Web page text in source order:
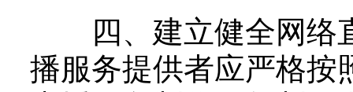
四、建立健全网络
播服务提供者应严格按